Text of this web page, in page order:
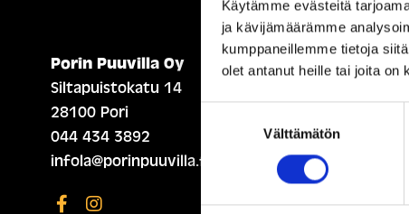
Käytämme evästeitä
ja kävijämäärämme
kumppaneillemme tietoja
olet antanut heille tai joita on
Välttämätön
Porin Puuvilla Oy
Siltapuistokatu 14
28100 Pori
044 434 3892
infola@porinpuuvilla.fi
ETUSIVU (ENGLISH)